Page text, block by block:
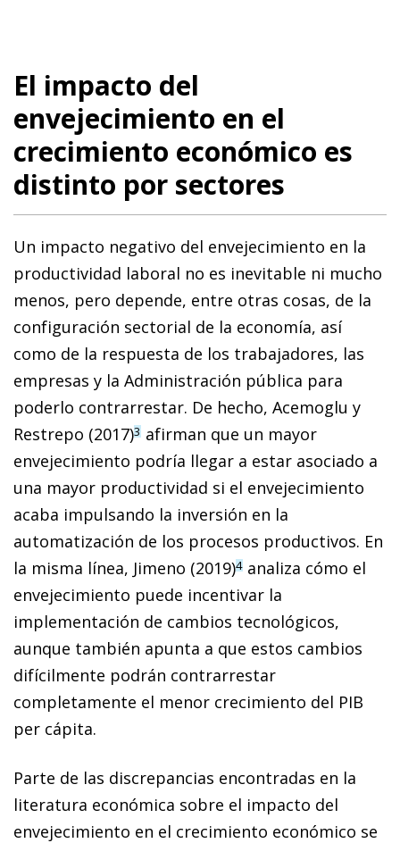
El impacto del
envejecimiento en el
crecimiento económico es
distinto por sectores
Un impacto negativo del envejecimiento en la
productividad laboral no es inevitable ni mucho
menos, pero depende, entre otras cosas, de la
configuración sectorial de la economía, así
como de la respuesta de los trabajadores, las
empresas y la Administración pública para
poderlo contrarrestar. De hecho, Acemoglu y
Restrepo (2017)3 afirman que un mayor
envejecimiento podría llegar a estar asociado a
una mayor productividad si el envejecimiento
acaba impulsando la inversión en la
automatización de los procesos productivos. En
la misma línea, Jimeno (2019)4 analiza cómo el
envejecimiento puede incentivar la
implementación de cambios tecnológicos,
aunque también apunta a que estos cambios
difícilmente podrán contrarrestar
completamente el menor crecimiento del PIB
per cápita.
Parte de las discrepancias encontradas en la
literatura económica sobre el impacto del
envejecimiento en el crecimiento económico se